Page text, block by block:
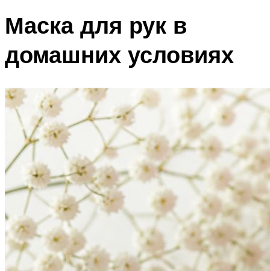
Маска для рук в
домашних условиях